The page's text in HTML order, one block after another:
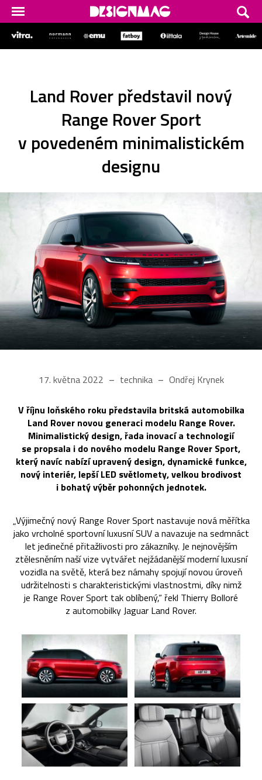
Land Rover představil nový
Range Rover Sport
v povedeném minimalistickém
designu
17. května 2022 technika Ondřej Krynek
V říjnu loňského roku představila britská automobilka
Land Rover novou generaci modelu Range Rover.
Minimalistický design, řada inovací a technologií
se propsala i do nového modelu Range Rover Sport,
který navíc nabízí upravený design, dynamické funkce,
nový interiér, lepší LED světlomety, velkou brodivost
i bohatý výběr pohonných jednotek.
„Výjimečný nový Range Rover Sport nastavuje nová měřítka
jako vrcholné sportovní luxusní SUV a navazuje na sedmnáct
let jedinečné přitažlivosti pro zákazníky. Je nejnovějším
ztělesněním naší vize vytvářet nejžádanější moderní luxusní
vozidla na světě, která bez námahy spojují novou úroveň
udržitelnosti s charakteristickými vlastnostmi, díky nimž
je Range Rover Sport tak oblíbený,“ řekl Thierry Bolloré
z automobilky Jaguar Land Rover.